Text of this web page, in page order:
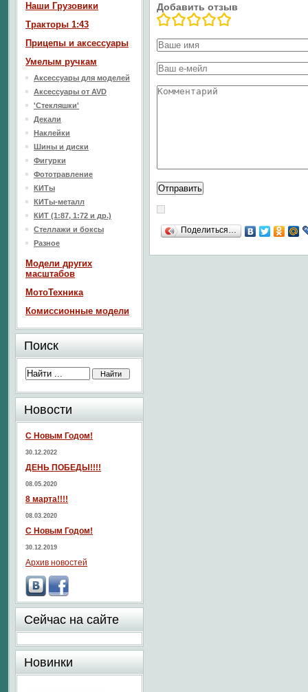
Добавить отзыв
Поделиться…
Наши Грузовики
Тракторы 1:43
Прицепы и аксессуары
Умелым ручкам
Аксессуары для моделей
Аксессуары от AVD
'Стекляшки'
Декали
Наклейки
Шины и диски
Фигурки
Фототравление
КИТы
КИТы-металл
КИТ (1:87, 1:72 и др.)
Стеллажи и боксы
Разное
Модели других
масштабов
МотоТехника
Комиссионные модели
Поиск
Новости
С Новым Годом!
30.12.2022
ДЕНЬ ПОБЕДЫ!!!!
08.05.2020
8 марта!!!!
08.03.2020
С Новым Годом!
30.12.2019
Архив новостей
Сейчас на сайте
Новинки